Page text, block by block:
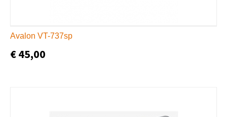
Avalon VT-737sp
€ 45,00